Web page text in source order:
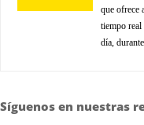
que ofrece
tiempo real
día,
Síguenos en nuestras